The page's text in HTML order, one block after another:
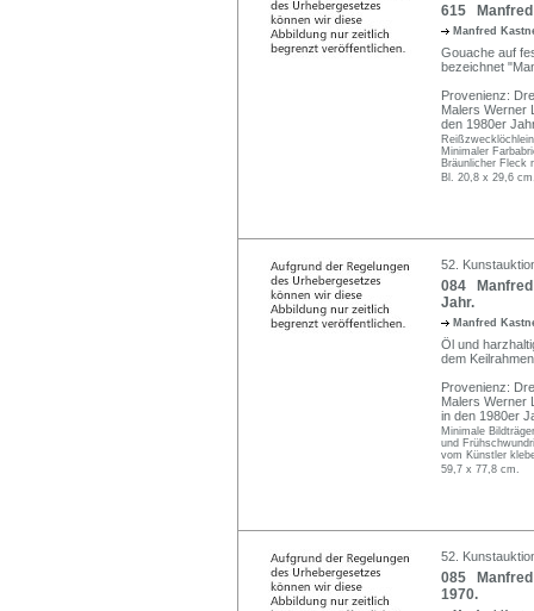
615 Manfred
Manfred
Gouache auf
bezeichnet
Provenienz:
Malers Werner
den 1980er
Minimaler
Bräunlicher Fleck
Bl. 20,8 x 29,6
52.
084 Manfred
Jahr.
Manfred
Öl und
dem
Provenienz:
Malers Werner
in den 1980er
Minimale
und
vom Künstler
59,7 x 77,8 cm.
52.
085 Manfred
1970.